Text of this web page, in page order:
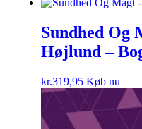
Sundhed Og
Højlund –
kr.319,95 Køb nu